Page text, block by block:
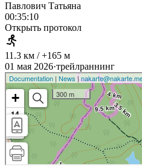
Павлович Татьяна
00:35:10
Открыть протокол
11.3 км / +165 м
01 мая 2026·трейлраннинг